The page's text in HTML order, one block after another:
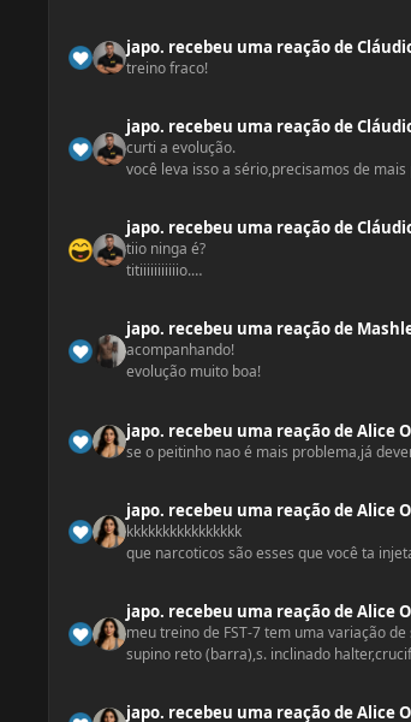
e a trembo seria uma boa,porém o
japo. recebeu uma reaçãode
treino fraco!
japo. recebeu uma reaçãode
curti a evolução.
você leva isso a sério,precisamos de
japo. recebeu uma reaçãode
tiio ninga é?
titiiiiiiiiiiio.
é o titio ninga e o professor heraldo. ;;
japo. recebeu uma reaçãode
acompanhando!
evolução muito boa!
japo. recebeu uma reaçãodeAlice
se o peitinho nao é mais problema,já
japo. recebeu uma reaçãodeAlice
kkkkkkkkkkkkkkkk
que narcoticos são esses que você ta
japo. recebeu uma reaçãodeAlice
meu treino de FST-7 tem uma variação de
supino reto (barra),s. inclinado
japo. recebeu uma reaçãodeAlice